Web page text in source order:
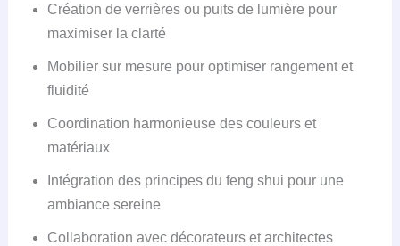
Création de verrières ou puits de lumière pour
maximiser la clarté
Mobilier sur mesure pour optimiser rangement et
fluidité
Coordination harmonieuse des couleurs et
matériaux
Intégration des principes du feng shui pour une
ambiance sereine
Collaboration avec décorateurs et architectes